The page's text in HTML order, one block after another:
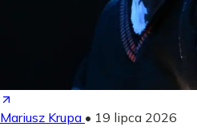
Mariusz Krupa • 19 lipca 2026